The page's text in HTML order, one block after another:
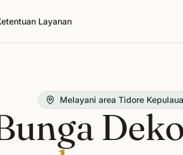
Layanan
Melayani area Tidore